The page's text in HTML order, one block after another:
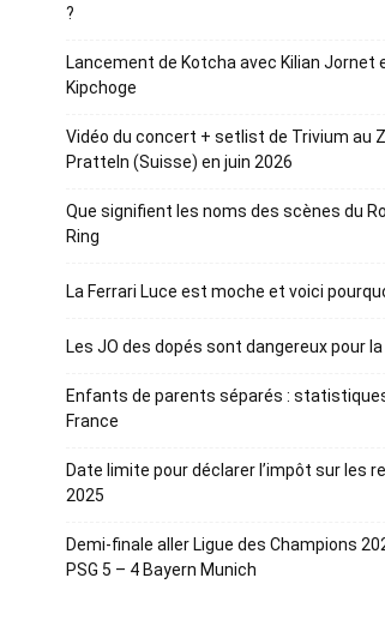
?
Lancement de Kotcha avec Kilian Jornet
Kipchoge
Vidéo du concert + setlist de Trivium au
Pratteln (Suisse) en juin 2026
Que signifient les noms des scènes du
Ring
La Ferrari Luce est moche et voici
Les JO des dopés sont dangereux pour
Enfants de parents séparés :
France
Date limite pour déclarer l’impôt sur les
2025
Demi-finale aller Ligue des Champions
PSG 5 – 4 Bayern Munich